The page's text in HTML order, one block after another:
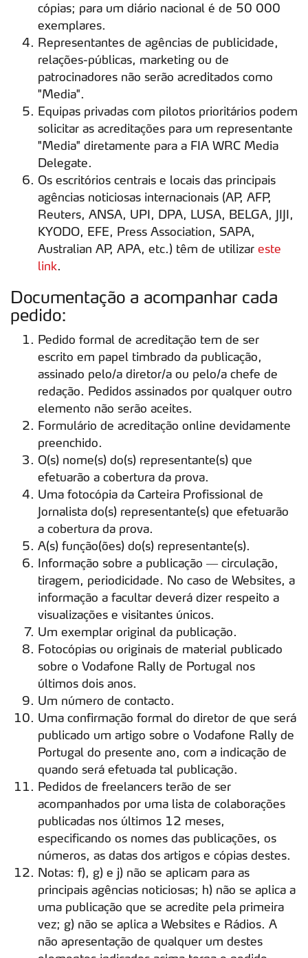
cópias; para um diário nacional é de 50 000
exemplares.
Representantes de agências de publicidade,
relações-públicas, marketing ou de
patrocinadores não serão acreditados como
"Media".
Equipas privadas com pilotos prioritários podem
solicitar as acreditações para um representante
"Media" diretamente para a FIA WRC Media
Delegate.
Os escritórios centrais e locais das principais
agências noticiosas internacionais (AP, AFP,
Reuters, ANSA, UPI, DPA, LUSA, BELGA, JIJI,
KYODO, EFE, Press Association, SAPA,
Australian AP, APA, etc.) têm de utilizar este
link.
Documentação a acompanhar cada
pedido:
Pedido formal de acreditação tem de ser
escrito em papel timbrado da publicação,
assinado pelo/a diretor/a ou pelo/a chefe de
redação. Pedidos assinados por qualquer outro
elemento não serão aceites.
Formulário de acreditação online devidamente
preenchido.
O(s) nome(s) do(s) representante(s) que
efetuarão a cobertura da prova.
Uma fotocópia da Carteira Profissional de
Jornalista do(s) representante(s) que efetuarão
a cobertura da prova.
A(s) função(ões) do(s) representante(s).
Informação sobre a publicação — circulação,
tiragem, periodicidade. No caso de Websites, a
informação a facultar deverá dizer respeito a
visualizações e visitantes únicos.
Um exemplar original da publicação.
Fotocópias ou originais de material publicado
sobre o Vodafone Rally de Portugal nos
últimos dois anos.
Um número de contacto.
Uma confirmação formal do diretor de que será
publicado um artigo sobre o Vodafone Rally de
Portugal do presente ano, com a indicação de
quando será efetuada tal publicação.
Pedidos de freelancers terão de ser
acompanhados por uma lista de colaborações
publicadas nos últimos 12 meses,
especificando os nomes das publicações, os
números, as datas dos artigos e cópias destes.
Notas: f), g) e j) não se aplicam para as
principais agências noticiosas; h) não se aplica a
uma publicação que se acredite pela primeira
vez; g) não se aplica a Websites e Rádios. A
não apresentação de qualquer um destes